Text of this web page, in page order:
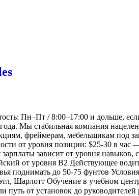
Пн–Пт / 8:00–17:00 и дольше,
Мы стабильная компания
фреймерам, мебельщикам под
от уровня позиции: $25-30 в
зависит от уровня
от уровня B2 Действующее
поднимать до 50-75 фунтов
Шарлотт Обучение в учебном
путь от установок до руководителей